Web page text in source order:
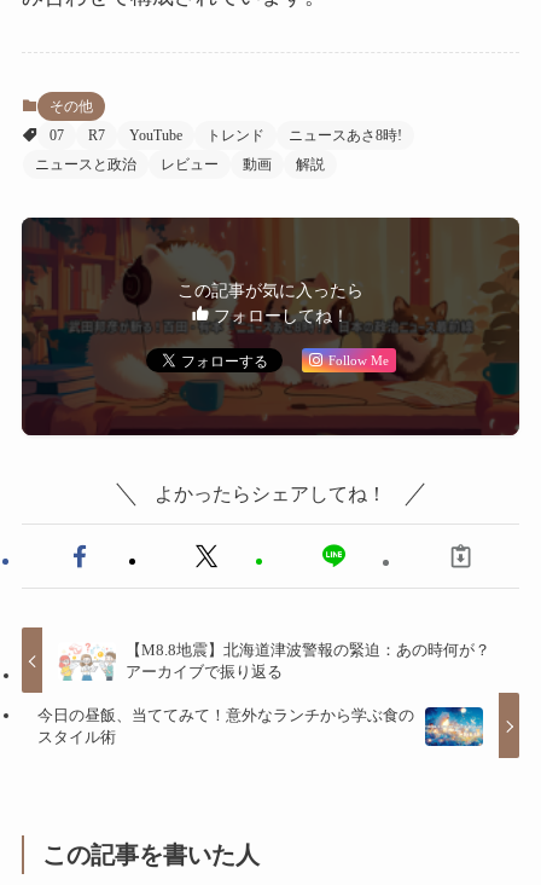
その他
07
R7 YouTube トレンド
ニュースあさ8時!
ニュースと政治
レビュー 動画 解説
この記事が気に入ったら
フォローしてね！
Follow Me
よかったらシェアしてね！
【M8.8地震】北海道津波警報の緊迫：あの時何が？
アーカイブで振り返る
今日の昼飯、当ててみて！意外なランチから学ぶ食の
スタイル術
この記事を書いた人